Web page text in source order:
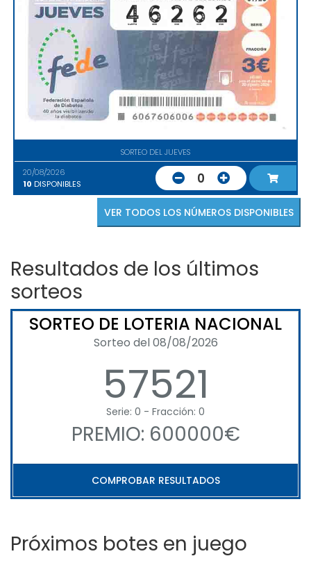
SORTEO DEL JUEVES
20/08/2026
10 DISPONIBLES 0
VER TODOS LOS NÚMEROS DISPONIBLES
Resultados de los últimos
sorteos
SORTEO DE LOTERIA NACIONAL
Sorteo del 08/08/2026
57521
Serie: 0 - Fracción: 0
PREMIO: 600000€
COMPROBAR RESULTADOS
Próximos botes en juego